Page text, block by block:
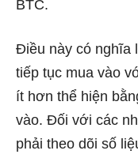
BTC.
Điều này có nghĩa
tiếp tục mua vào
ít hơn thể hiện
vào. Đối với các
phải theo dõi số